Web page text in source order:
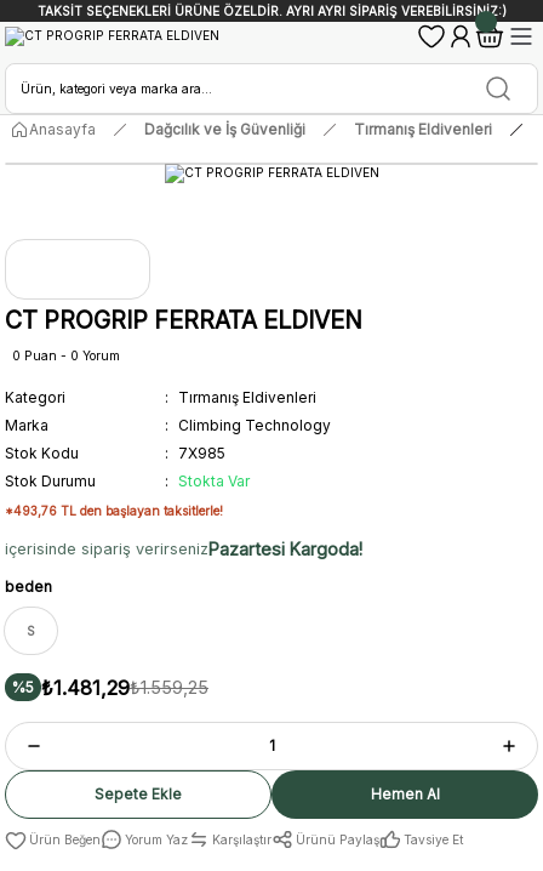
TAKSİT SEÇENEKLERİ ÜRÜNE ÖZELDİR. AYRI AYRI SİPARİŞ VEREBİLİRSİNİZ:)
Anasayfa Dağcılık ve İş Güvenliği Tırmanış Eldivenleri
CT PROGRIP FERRATA ELDIVEN
0 Puan - 0 Yorum
Kategori
Tırmanış Eldivenleri
Marka
Climbing Technology
Stok Kodu
7X985
Stok Durumu
Stokta Var
*493,76 TL den başlayan taksitlerle!
içerisinde sipariş verirsenizPazartesi Kargoda!
beden
S
%5 ₺1.481,29₺1.559,25
Sepete Ekle Hemen Al
Yorum Yaz Karşılaştır Ürünü Paylaş Tavsiye Et